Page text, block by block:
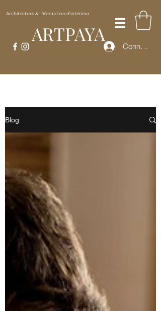
Connexion
Architecture & Décoration d'intérieur
ARTPAYA
Blog